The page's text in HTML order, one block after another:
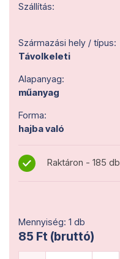
Szállítás:
Származási hely / típus:
Távolkeleti
Alapanyag:
műanyag
Forma:
hajba való
Raktáron - 185 db
Mennyiség: 1 db
85 Ft (bruttó)